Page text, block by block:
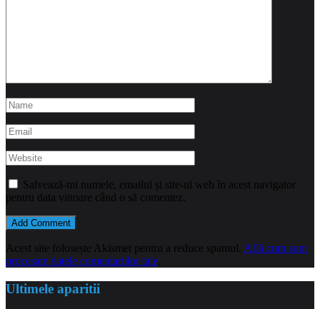
Salvează-mi numele, emailul și site-ul web în acest navigator
pentru data viitoare când o să comentez.
Acest site folosește Akismet pentru a reduce spamul. Află cum sunt
procesate datele comentariilor tale
Ultimele aparitii